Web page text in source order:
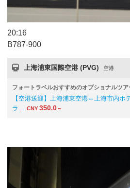
20:16
B787-900
上海浦東国際空港 (PVG) 空港
フォートラベルおすすめのオプショナルツア
【空港送迎】上海浦東空港⇔上海市内ホ
ラ…
CNY 350.0～